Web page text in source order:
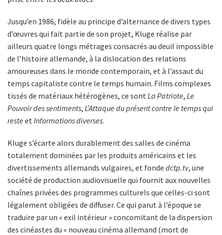
Jusqu’en 1986, fidèle au principe d’alternance de divers types
d’œuvres qui fait partie de son projet, Kluge réalise par
ailleurs quatre longs métrages consacrés au deuil impossible
de l’histoire allemande, à la dislocation des relations
amoureuses dans le monde contemporain, et à l’assaut du
temps capitaliste contre le temps humain. Films complexes
tissés de matériaux hétérogènes, ce sont La Patriote, Le
Pouvoir des sentiments, L’Attaque du présent contre le temps qui
reste et Informations diverses.
Kluge s’écarte alors durablement des salles de cinéma
totalement dominées par les produits américains et les
divertissements allemands vulgaires, et fonde dctp.tv, une
société de production audiovisuelle qui fournit aux nouvelles
chaînes privées des programmes culturels que celles-ci sont
légalement obligées de diffuser. Ce qui parut à l’époque se
traduire par un « exil intérieur » concomitant de la dispersion
des cinéastes du « nouveau cinéma allemand (mort de